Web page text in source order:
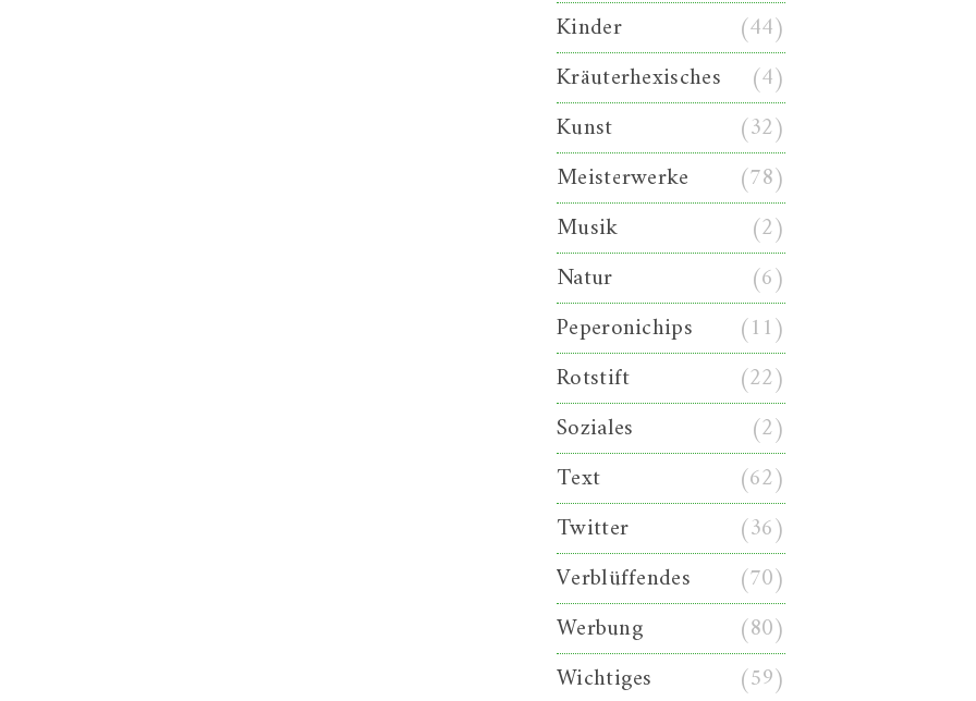
Kinder
(44)
Kräuterhexisches
(4)
Kunst
(32)
Meisterwerke
(78)
Musik
(2)
Natur
(6)
Peperonichips
(11)
Rotstift
(22)
Soziales
(2)
Text
(62)
Twitter
(36)
Verblüffendes
(70)
Werbung
(80)
Wichtiges
(59)